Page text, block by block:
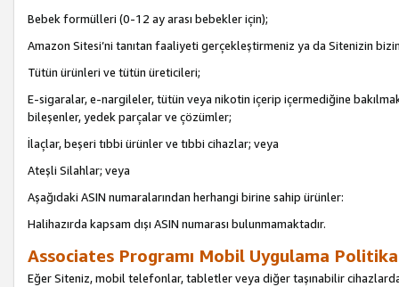
Bebek formülleri (0-12 ay arası bebekler için);
Amazon Sitesi’ni tanıtan faaliyeti gerçekleştirmeniz ya da Sitenizin
Tütün ürünleri ve tütün üreticileri;
E-sigaralar, e-nargileler, tütün veya nikotin içerip içermediğine
bileşenler, yedek parçalar ve çözümler;
İlaçlar, beşeri tıbbi ürünler ve tıbbi cihazlar; veya
Ateşli Silahlar; veya
Aşağıdaki ASIN numaralarından herhangi birine sahip ürünler:
Halihazırda kapsam dışı ASIN numarası bulunmamaktadır.
Associates Programı Mobil Uygulama
Eğer Siteniz, mobil telefonlar, tabletler veya diğer taşınabilir